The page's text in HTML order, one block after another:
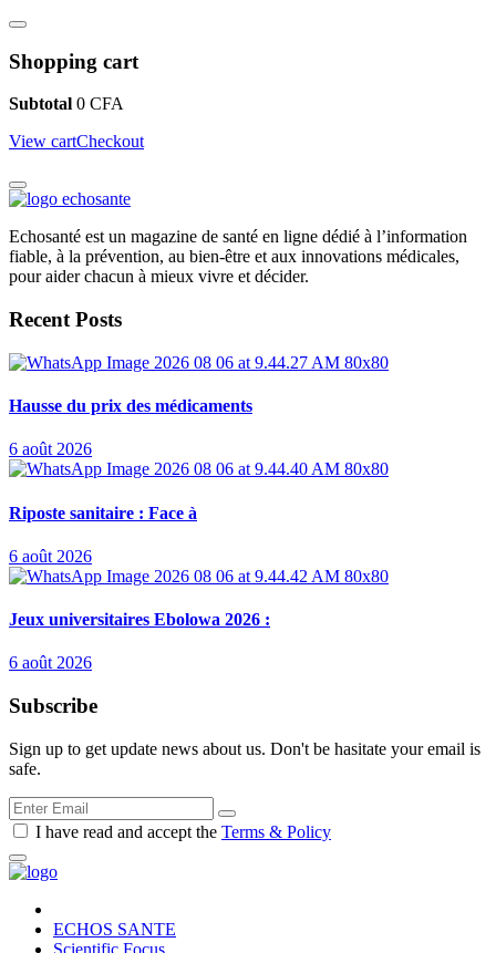
Shopping cart
Subtotal 0 CFA
View cartCheckout
Echosanté est un magazine de santé en ligne dédié à l’information
fiable, à la prévention, au bien-être et aux innovations médicales,
pour aider chacun à mieux vivre et décider.
Recent Posts
Hausse du prix des médicaments
6 août 2026
Riposte sanitaire : Face à
6 août 2026
Jeux universitaires Ebolowa 2026 :
6 août 2026
Subscribe
Sign up to get update news about us. Don't be hasitate your email is
safe.
I have read and accept the Terms & Policy
ECHOS SANTE
Scientific Focus